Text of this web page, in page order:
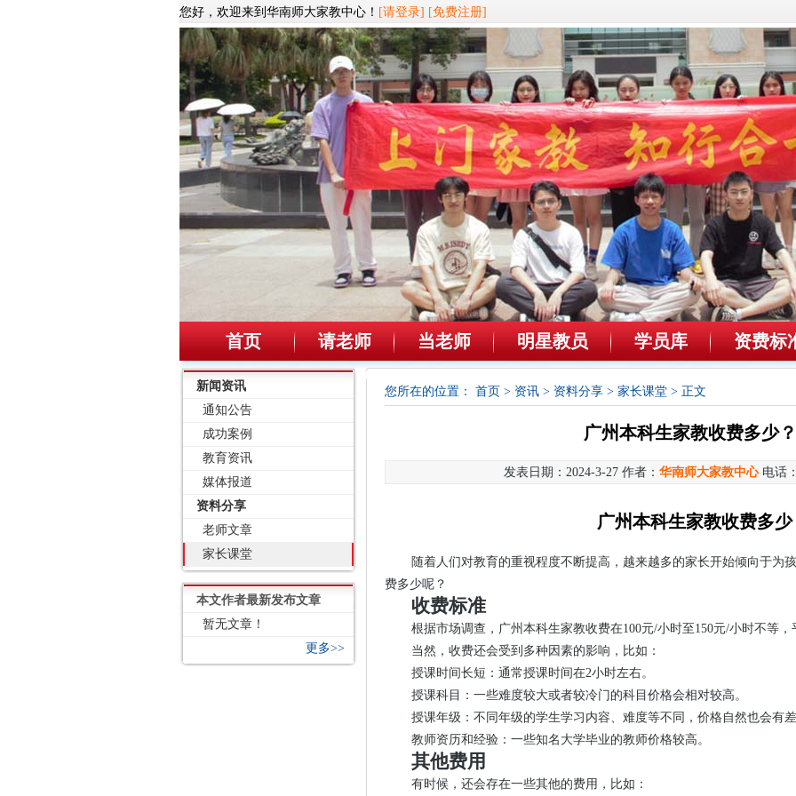
您好，欢迎来到华南师大家教中心！ [请登录] [免费注册]
首页 请老师 当老师 明星教员 学员库 资费标
新闻资讯
通知公告
成功案例
教育资讯
媒体报道
资料分享
老师文章
家长课堂
本文作者最新发布文章
暂无文章！
更多>>
您所在的位置： 首页 > 资讯 > 资料分享 > 家长课堂 > 正文
广州本科生家教收费多少？
发表日期：2024-3-27 作者： 华南师大家教中心电话
广州本科生家教收费多
随着人们对教育的重视程度不断提高，越来越多的家长开始倾向于为
费多少呢？
收费标准
根据市场调查，广州本科生家教收费在100元/小时至150元/小时不等
当然，收费还会受到多种因素的影响，比如：
授课时间长短：通常授课时间在2小时左右。
授课科目：一些难度较大或者较冷门的科目价格会相对较高。
授课年级：不同年级的学生学习内容、难度等不同，价格自然也会有
教师资历和经验：一些知名大学毕业的教师价格较高。
其他费用
有时候，还会存在一些其他的费用，比如：